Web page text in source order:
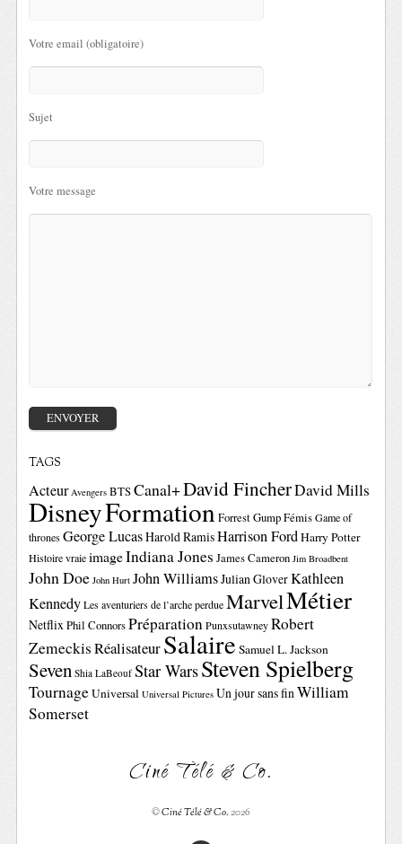
Votre email (obligatoire)
Sujet
Votre message
TAGS
Acteur Avengers BTSCanal+David FincherDavid Mills
DisneyFormationForrest GumpFémis Game of
thrones George LucasHarold RamisHarrison FordHarry Potter
Histoire vraie imageIndiana Jones James Cameron Jim Broadbent
John Doe John Hurt John WilliamsJulian GloverKathleen
Kennedy Les aventuriers de l’arche perdue MarvelMétier
NetflixPhil ConnorsPréparation Punxsutawney Robert
ZemeckisRéalisateurSalaire Samuel L. Jackson
Seven Shia LaBeouf Star WarsSteven Spielberg
TournageUniversal Universal Pictures Un jour sans finWilliam
Somerset
Ciné Télé & Co.
©Ciné Télé & Co.2026